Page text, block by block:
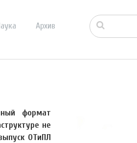
Архив
формат
не
ОТиПЛ